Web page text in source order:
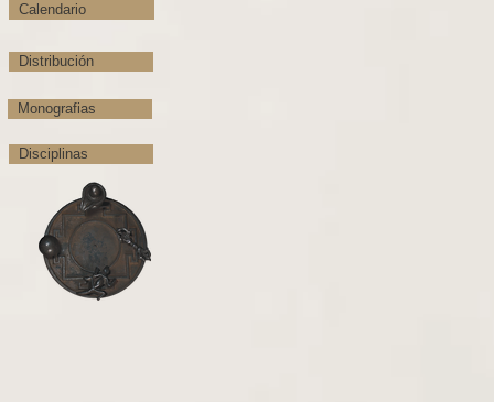
Calendario
Distribución
Monografias
Disciplinas